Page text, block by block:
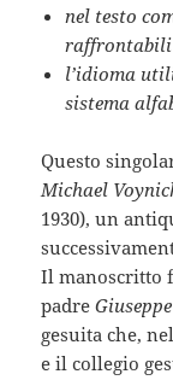
nel testo
raffrontabili
l’idioma
sistema
Questo
Michael
1930), un
Il manoscritto
padre
gesuita che,
e il collegio